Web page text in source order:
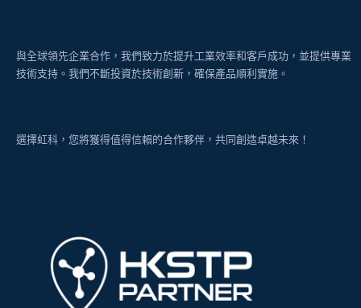
與全球領先企業合作，我們致力於提升工業效率和客戶成功，並提供專業
技術支持。我們不斷投資於技術創新，確保產品順利實施。
選擇虹科，您將獲得值得信賴的合作夥伴，共同創造卓越未來！